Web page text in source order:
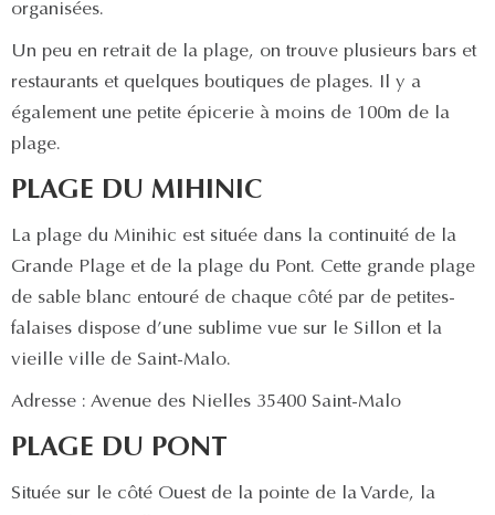
organisées.
Un peu en retrait de la plage, on trouve plusieurs bars et
restaurants et quelques boutiques de plages. Il y a
également une petite épicerie à moins de 100m de la
plage.
PLAGE DU MIHINIC
La plage du Minihic est située dans la continuité de la
Grande Plage et de la plage du Pont. Cette grande plage
de sable blanc entouré de chaque côté par de petites-
falaises dispose d’une sublime vue sur le Sillon et la
vieille ville de Saint-Malo.
Adresse : Avenue des Nielles 35400 Saint-Malo
PLAGE DU PONT
Située sur le côté Ouest de la pointe de la Varde, la